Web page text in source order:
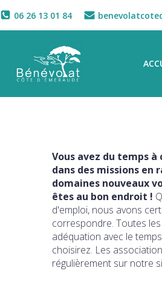
06 26 13 01 84
Vous avez du temps
dans des missions en
domaines nouveaux
êtes au bon endroit !
d'emploi, nous avons
correspondre. Toutes
adéquation avec le
choisirez. Les
régulièrement sur notre